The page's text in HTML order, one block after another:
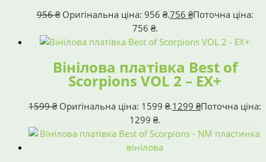
956₴ Оригінальна ціна: 956 ₴.756 ₴Поточна ціна:
756 ₴.
Вінілова платівка Best of
Scorpions VOL 2 – EX+
1599₴ Оригінальна ціна: 1599 ₴.1299 ₴Поточна ціна:
1299 ₴.